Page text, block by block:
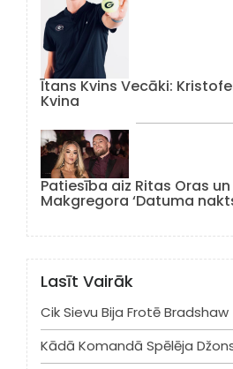
Ītans Kvins Vecāki:
Kvina
Patiesība aiz Ritas Oras
Makgregora ‘Datuma
Lasīt Vairāk
Cik Sievu Bija Frotē Bradshaw
Kādā Komandā Spēlēja